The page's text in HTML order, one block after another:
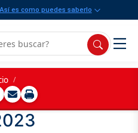
Así es como puedes saberlo
/